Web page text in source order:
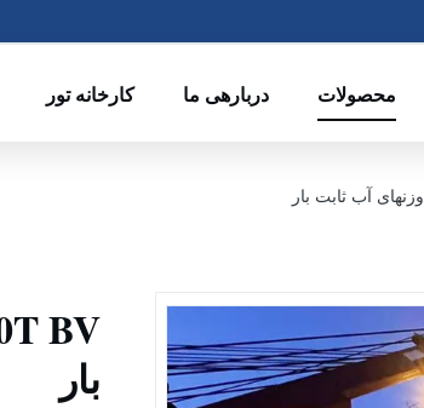
محصولات دربارهی ما کارخانه تور
بار